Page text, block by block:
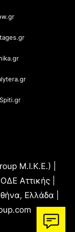
Μ.Ι.Κ.Ε.) |
Αττικής |
Ελλάδα |